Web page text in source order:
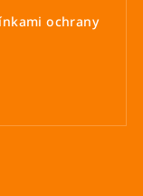
ochrany